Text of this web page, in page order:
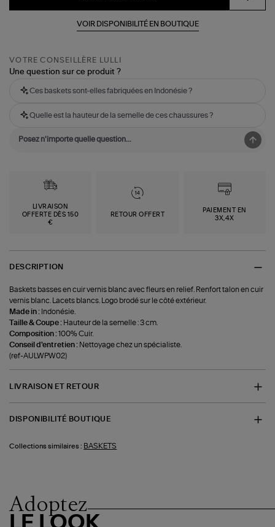
VOIR DISPONIBILITÉ EN BOUTIQUE
VOTRE CONSEILLÈRE LULLI
Une question sur ce produit ?
Ces baskets sont-elles fabriquées en Indonésie ?
Quelle est la hauteur de la semelle de ces chaussures ?
LIVRAISON
OFFERTE DÈS 150
€
RETOUR OFFERT
PAIEMENT EN
3X,4X
DESCRIPTION
Baskets basses en cuir vernis blanc avec fleurs en relief. Renfort talon en cuir
vernis blanc. Lacets blancs. Logo brodé sur le côté extérieur.
Made in : Indonésie.
Taille & Coupe : Hauteur de la semelle : 3 cm.
Composition :100% Cuir.
Conseil d'entretien : Nettoyage chez un spécialiste.
(ref-AULWPW02)
LIVRAISON ET RETOUR
DISPONIBILITÉ BOUTIQUE
Collections similaires : BASKETS
Adoptez